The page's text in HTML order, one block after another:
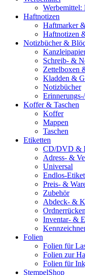
Haftnotizen
Haftmarker
Haftnotizen
Notizbücher &
Schreib- &
Zettelboxen
Kladden &
Notizbücher
Koffer & Taschen
Koffer
Mappen
Taschen
Etiketten
CD/DVD &
Adress- &
Universal
Endlos-
Preis- &
Zubehör
Abdeck- &
Ordnerrücken
Inventar- &
Folien
Folien für
Folien zur
Folien für
StempelShop